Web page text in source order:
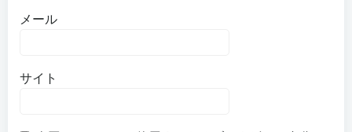
メール
サイト